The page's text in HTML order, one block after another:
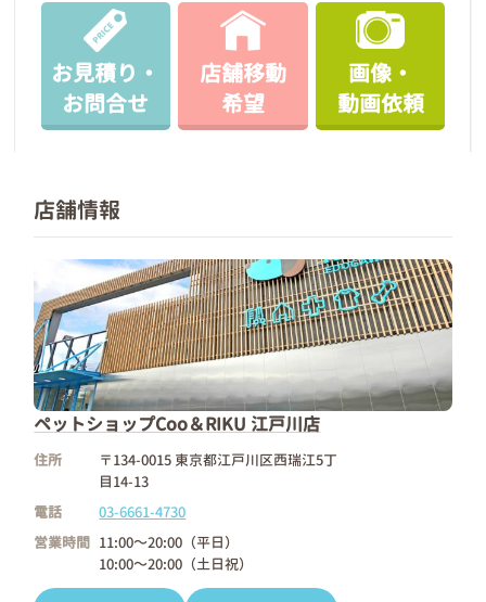
お見積り・
お問合せ
店舗移動
希望
画像・
動画依頼
店舗情報
ペットショップCoo＆RIKU 江戸川店
住所
〒134-0015 東京都江戸川区西瑞江5丁
目14-13
電話
03-6661-4730
営業時間 11:00～20:00（平日）
10:00～20:00（土日祝）